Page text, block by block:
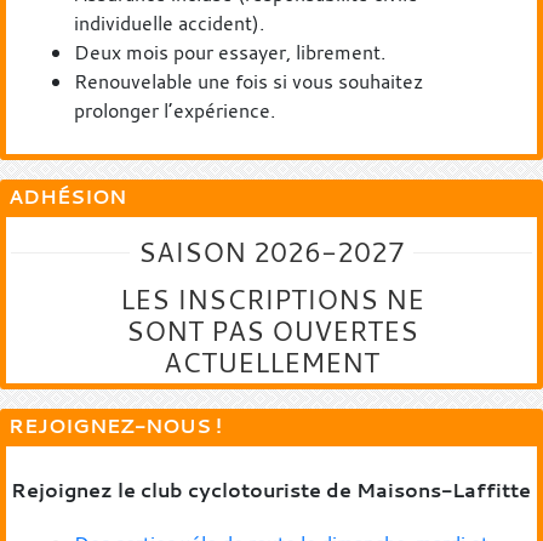
individuelle accident).
Deux mois pour essayer, librement.
Renouvelable une fois si vous souhaitez
prolonger l’expérience.
ADHÉSION
SAISON 2026-2027
LES INSCRIPTIONS NE
SONT PAS OUVERTES
ACTUELLEMENT
REJOIGNEZ-NOUS !
Rejoignez le club cyclotouriste de Maisons-Laffitte